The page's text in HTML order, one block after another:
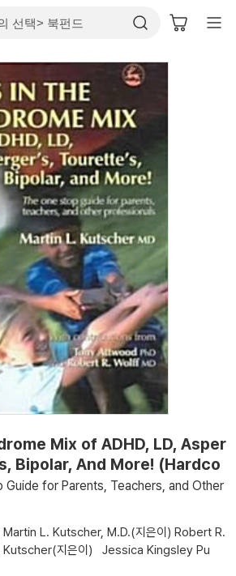
Mix of ADHD, LD, Asper
Bipolar, And More! (Hardco
Guide for Parents, Teachers, and Other
Martin L. Kutscher, M.D.(지은이) Robert R.
지은이)
Jessica Kingsley Pu